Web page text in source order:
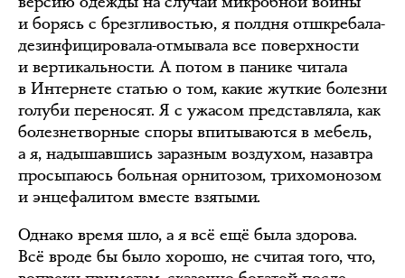
и борясь с брезгливостью, я полдня отшкребала-
дезинфицировала-отмывала все поверхности
и вертикальности. А потом в панике читала
в Интернете статью о том, какие жуткие болезни
голуби переносят. Я с ужасом представляла, как
болезнетворные споры впитываются в мебель,
а я, надышавшись заразным воздухом, назавтра
просыпаюсь больная орнитозом, трихомонозом
и энцефалитом вместе взятыми.
Однако время шло, а я всё ещё была здорова.
Всё вроде бы было хорошо, не считая того, что,